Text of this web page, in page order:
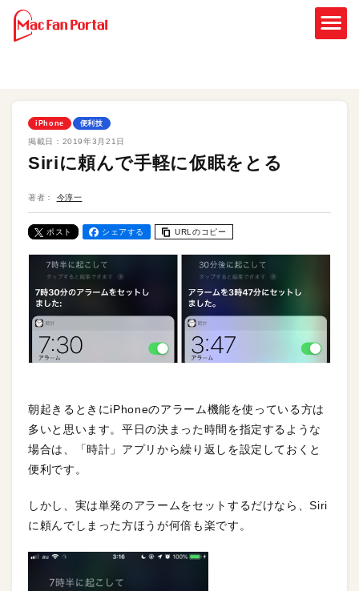
iPhone 便利技
掲載日： 2019年3月21日
Siriに頼んで手軽に仮眠をとる
著者： 今淳一
ポスト シェアする URLのコピー
朝起きるときにiPhoneのアラーム機能を使っている方は
多いと思います。平日の決まった時間を指定するような
場合は、「時計」アプリから繰り返しを設定しておくと
便利です。
しかし、実は単発のアラームをセットするだけなら、Siri
に頼んでしまった方ほうが何倍も楽です。